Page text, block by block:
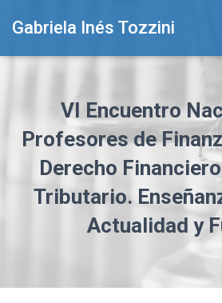
Gabriela Inés Tozzini
VI Encuentro
Profesores de
Derecho
Tributario.
Actualidad y